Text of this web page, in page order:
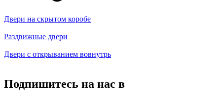
Двери на скрытом коробе
Раздвижные двери
Двери с открыванием вовнутрь
Подпишитесь на нас в